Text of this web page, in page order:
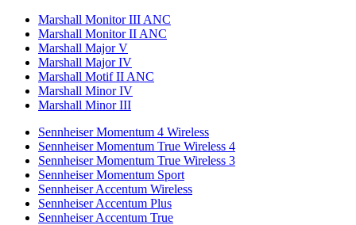
Marshall Monitor III ANC
Marshall Monitor II ANC
Marshall Major V
Marshall Major IV
Marshall Motif II ANC
Marshall Minor IV
Marshall Minor III
Sennheiser Momentum 4 Wireless
Sennheiser Momentum True Wireless 4
Sennheiser Momentum True Wireless 3
Sennheiser Momentum Sport
Sennheiser Accentum Wireless
Sennheiser Accentum Plus
Sennheiser Accentum True